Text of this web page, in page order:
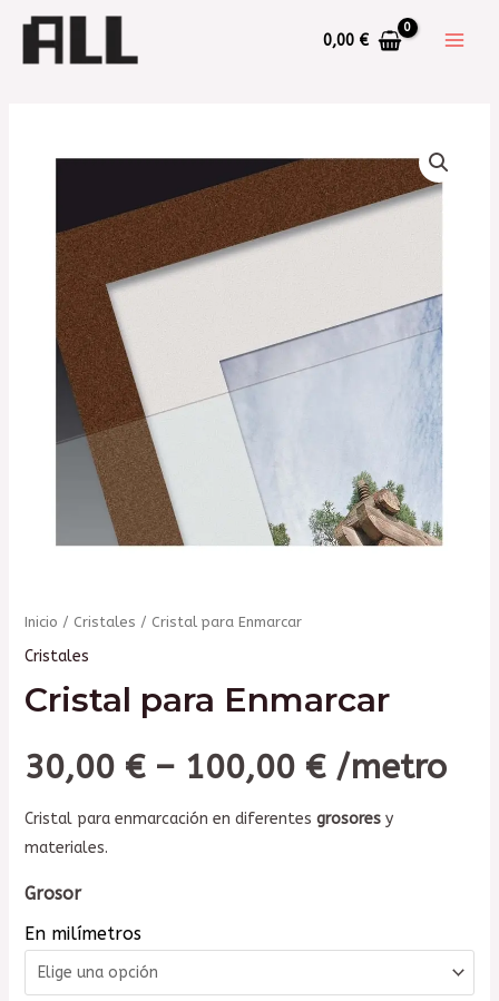
0,00 €
Inicio / Cristales / Cristal para Enmarcar
Cristales
Cristal para Enmarcar
30,00 €– 100,00 €/metro
Cristal para enmarcación en diferentes grosoresy
materiales.
Grosor
En milímetros